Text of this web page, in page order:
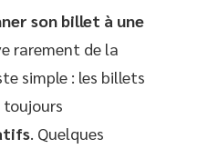
son billet à une
rarement de la
simple : les billets
toujours
. Quelques